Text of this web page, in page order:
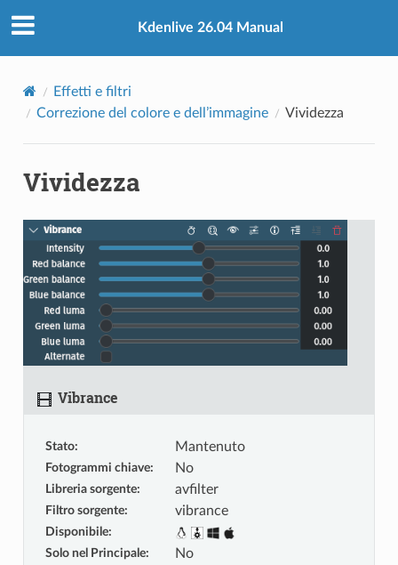
Kdenlive 26.04 Manual
Effetti e filtri
Correzione del colore e dell’immagine
Vividezza
Vividezza
Vibrance
Stato: Mantenuto
Fotogrammi chiave: No
Libreria sorgente: avfilter
Filtro sorgente: vibrance
Disponibile:
Solo nel Principale: No